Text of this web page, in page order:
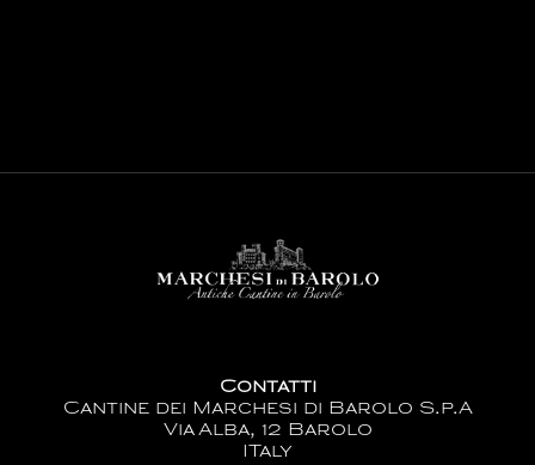
Contatti
Cantine dei Marchesi di Barolo S.p.A
Via Alba, 12 Barolo
ITaly